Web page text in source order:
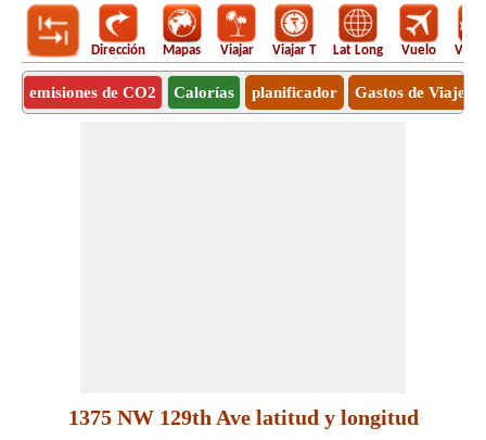
Dirección Mapas Viajar Viajar T Lat Long Vuelo
emisiones de CO2 Calorías planificador Gastos de Viaje
1375 NW 129th Ave latitud y longitud